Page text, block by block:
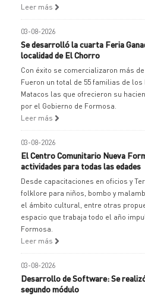
Leer más
03-08-2026
Se desarrolló la cuarta Feria
localidad de El Chorro
Con éxito se comercializaron más
Fueron un total de 55 familias de
Matacos las que ofrecieron su
por el Gobierno de Formosa.
Leer más
03-08-2026
El Centro Comunitario Nueva
actividades para todas las edades
Desde capacitaciones en oficios y
folklore para niños, bombo y
el ámbito cultural, entre otras
espacio que trabaja todo el año
Formosa.
Leer más
03-08-2026
Desarrollo de Software: Se
segundo módulo